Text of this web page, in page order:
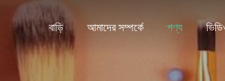
বাড়ি আমাদের সম্পর্কে পণ্য